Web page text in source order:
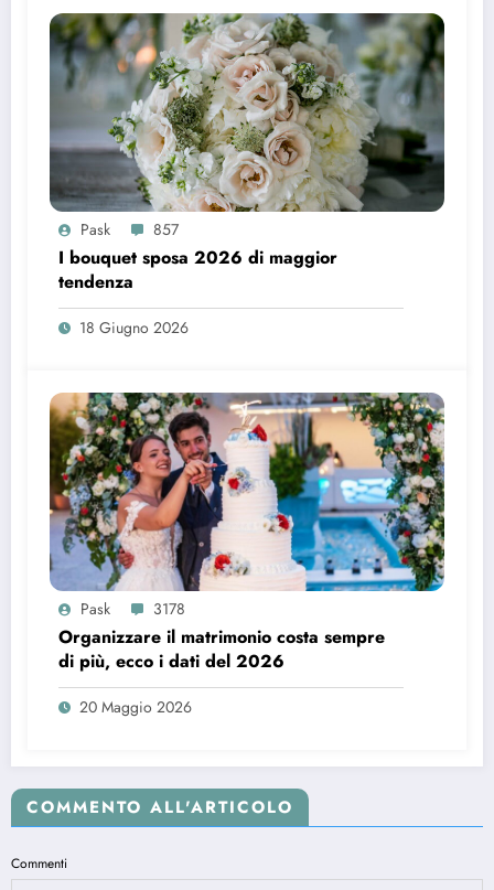
Pask 857
I bouquet sposa 2026 di maggior
tendenza
18 Giugno 2026
Pask 3178
Organizzare il matrimonio costa sempre
di più, ecco i dati del 2026
20 Maggio 2026
COMMENTO ALL'ARTICOLO
Commenti